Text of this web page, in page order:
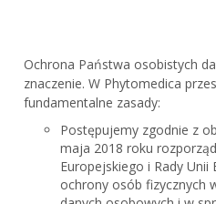
Ochrona Państwa osobistych
znaczenie. W Phytomedica
fundamentalne zasady:
Postępujemy zgodnie z
maja 2018 roku
Europejskiego i Rady
ochrony osób fizycznych